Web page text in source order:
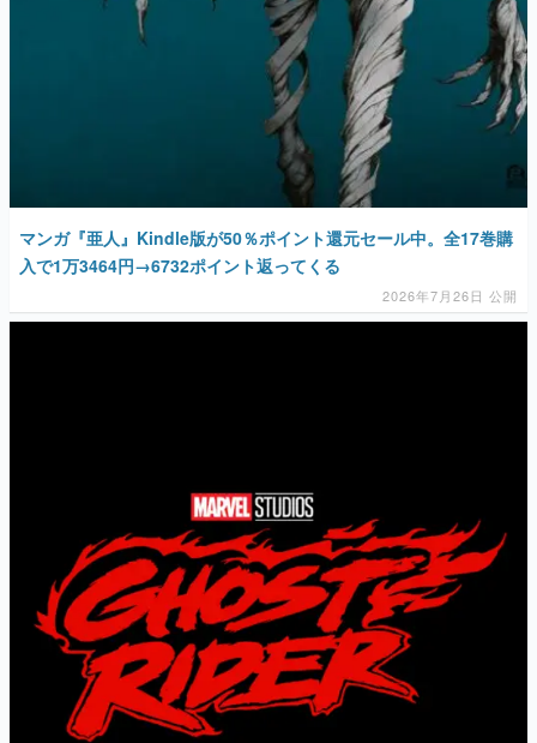
マンガ『亜人』Kindle版が50％ポイント還元セール中。全17巻購
入で1万3464円→6732ポイント返ってくる
2026年7月26日 公開